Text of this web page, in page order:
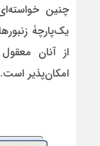
چنین
یک‌پارچۀ
از آنان
امکان‌پذیر است.